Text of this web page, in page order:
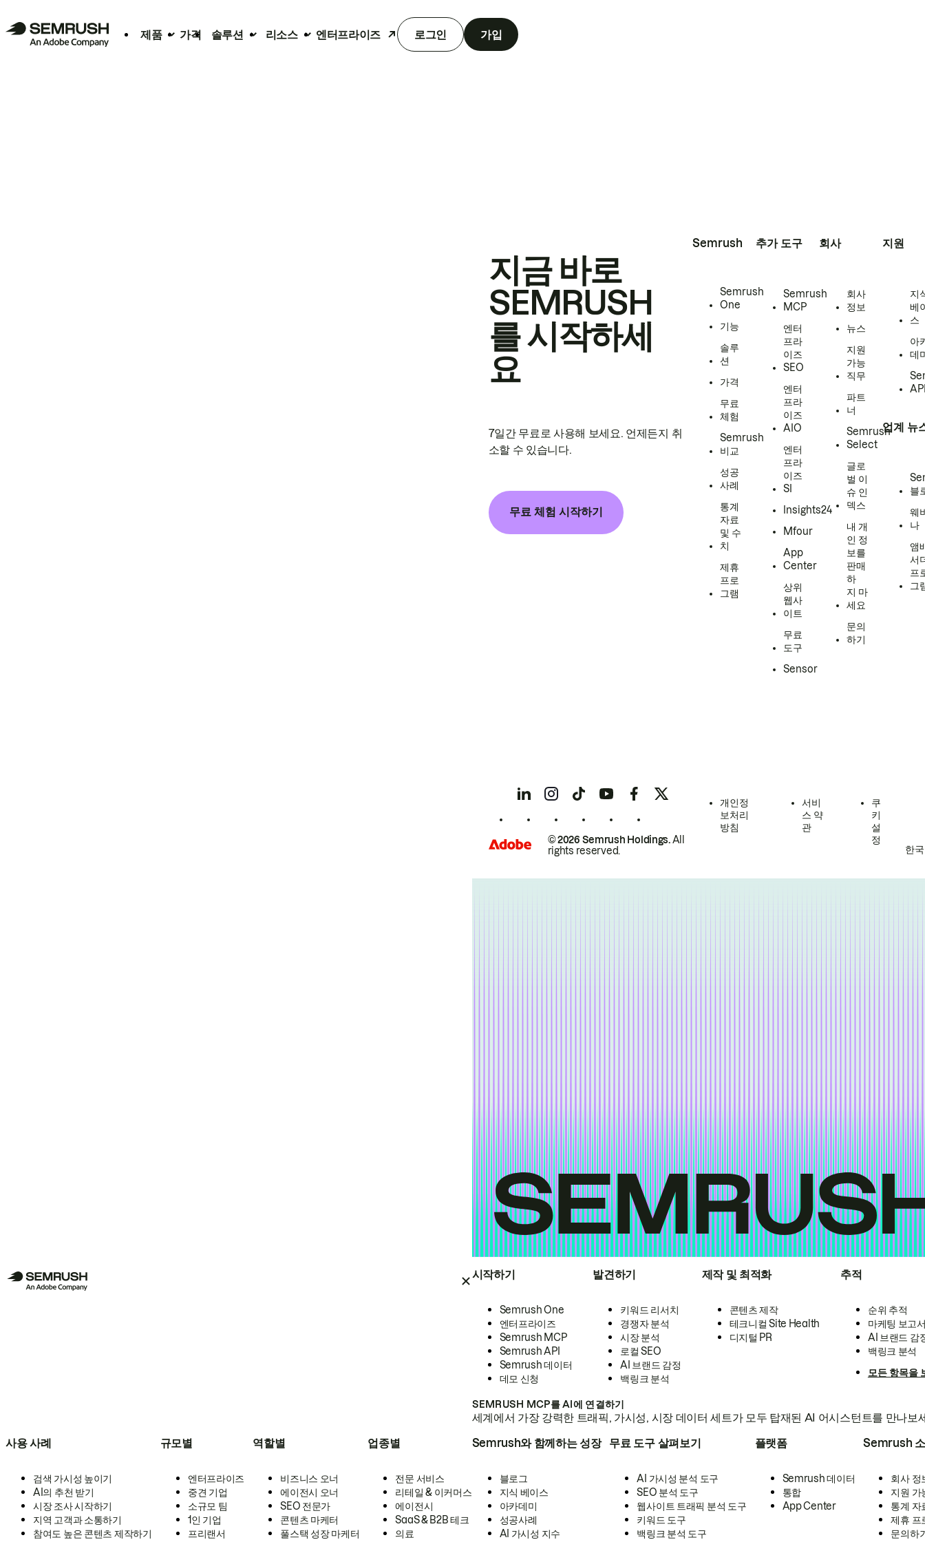
제품 가격 솔루션 리소스 엔터프라이즈 로그인 가입
시작하기
Semrush One
엔터프라이즈
Semrush MCP
Semrush API
Semrush 데이터
데모 신청
발견하기
키워드 리서치
경쟁자 분석
시장 분석
로컬 SEO
AI 브랜드 감정
백링크 분석
제작 및 최적화
콘텐츠 제작
테크니컬 Site Health
디지털 PR
추적
순위 추적
마케팅 보고
AI 브랜드 감
백링크 분석
모든 항목을
SEMRUSH MCP를 AI에 연결하기
세계에서 가장 강력한 트래픽, 가시성, 시장 데이터 세트가 모두 탑재된 AI 어시스턴트를 만나보
사용 사례
검색 가시성 높이기
AI의 추천 받기
시장 조사 시작하기
지역 고객과 소통하기
참여도 높은 콘텐츠 제작하기
규모별
엔터프라이즈
중견 기업
소규모 팀
1인 기업
프리랜서
역할별
비즈니스 오너
에이전시 오너
SEO 전문가
콘텐츠 마케터
풀스택 성장 마케터
업종별
전문 서비스
리테일 & 이커머스
에이전시
SaaS & B2B 테크
의료
Semrush와 함께하는 성장
블로그
지식 베이스
아카데미
성공사례
AI 가시성 지수
무료 도구 살펴보기
AI 가시성 분석 도구
SEO 분석 도구
웹사이트 트래픽 분석 도구
키워드 도구
백링크 분석 도구
플랫폼
Semrush 데이터
통합
App Center
Semrush
회사 정
지원 가
통계 자
제휴 프
문의하
지금 바로
SEMRUSH
를 시작하세
요
7일간 무료로 사용해 보세요. 언제든지 취
소할 수 있습니다.
무료 체험 시작하기
Semrush
Semrush
One
기능
솔루
션
가격
무료
체험
Semrush
비교
성공
사례
통계
자료
및 수
치
제휴
프로
그램
추가 도구
Semrush
MCP
엔터
프라
이즈
SEO
엔터
프라
이즈
AIO
엔터
프라
이즈
SI
Insights24
Mfour
App
Center
상위
웹사
이트
무료
도구
Sensor
회사
회사
정보
뉴스
지원
가능
직무
파트
너
Semrush
Select
글로
벌 이
슈 인
덱스
내 개
인 정
보를
판매
하
지 마
세요
문의
하기
지원
지
베
스
아
데
업계 뉴
블
웨
나
앰
서
프
그
© 2026 Semrush Holdings.All
rights reserved.
개인정
보처리
방침
서비
스 약
관
쿠
키
설
정
한